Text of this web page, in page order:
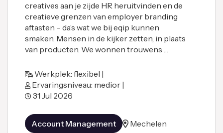
creatives aan je zijde HR heruitvinden en de
creatieve grenzen van employer branding
aftasten – da’s wat we bij eqip kunnen
smaken. Mensen in de kijker zetten, in plaats
van producten. We wonnen trouwens …
Werkplek: flexibel |
Ervaringsniveau: medior |
31 Jul 2026
Account Management Mechelen